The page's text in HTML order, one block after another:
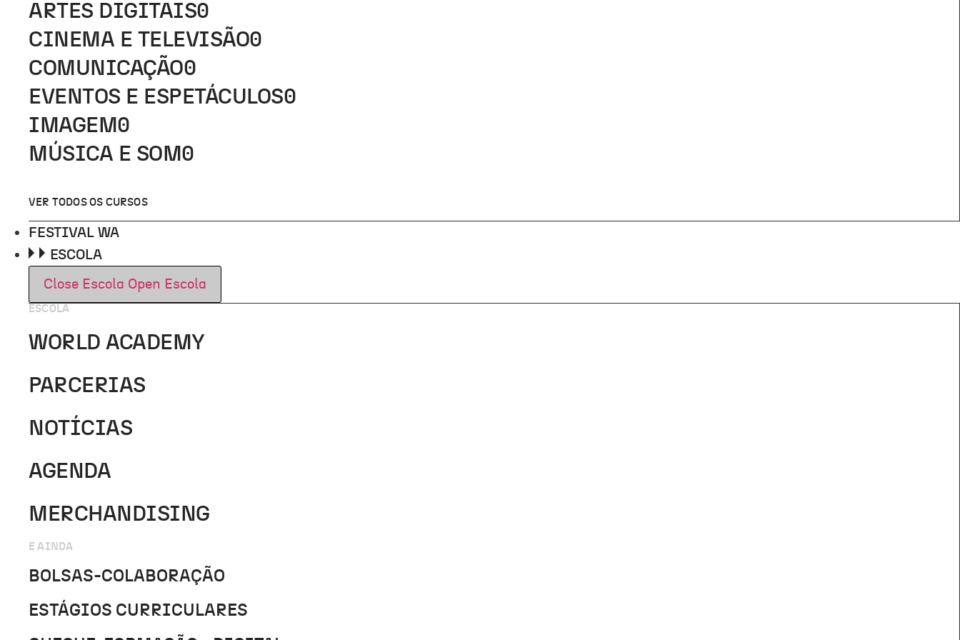
ARTES DIGITAIS0
CINEMA E TELEVISÃO0
COMUNICAÇÃO0
EVENTOS E ESPETÁCULOS0
IMAGEM 0
MÚSICA E SOM 0
VER TODOS OS CURSOS
FESTIVAL WA
ESCOLA
Close Escola Open Escola
ESCOLA
WORLD ACADEMY
PARCERIAS
NOTÍCIAS
AGENDA
MERCHANDISING
E AINDA
BOLSAS-COLABORAÇÃO
ESTÁGIOS CURRICULARES